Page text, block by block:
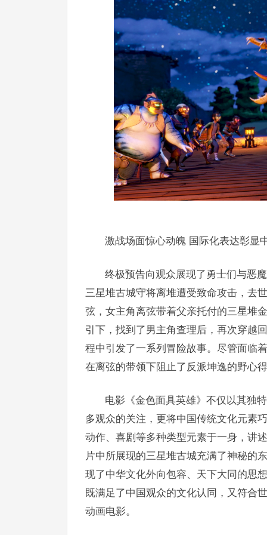
激战场面惊心动魄 国际化表达彰显
终极预告向观众展现了勇士们与恶
三星堆古城守将离堆遭受致命攻击，去
弦，女主角离弦带着父亲托付的三星堆
引下，找到了男主角查理后，再次穿越
程中引发了一系列冒险故事。尽管面临
在离弦的带领下阻止了反派坤逸的野心
电影《金色面具英雄》不仅以其独
多观众的关注，更将中国传统文化元素
动作、喜剧等多种类型元素于一身，讲
片中所展现的三星堆古城充满了神秘的
现了中华文化外向包容、天下大同的思
既满足了中国观众的文化认同，又符合
动画电影。